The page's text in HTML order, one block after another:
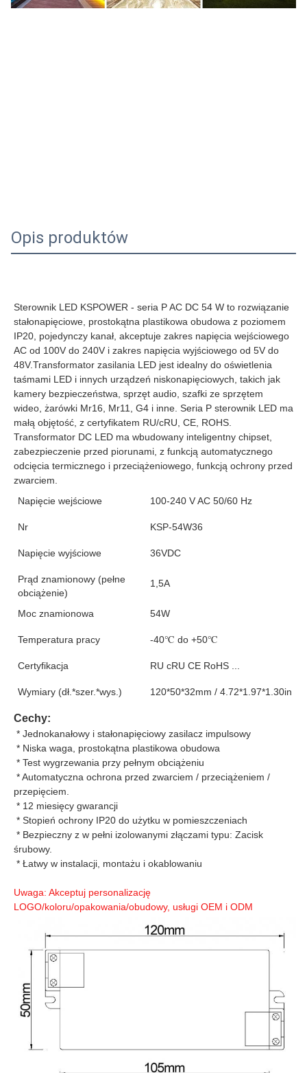
Opis produktów
Sterownik LED KSPOWER - seria P AC DC 54 W to rozwiązanie
stałonapięciowe, prostokątna plastikowa obudowa z poziomem
IP20, pojedynczy kanał, akceptuje zakres napięcia wejściowego
AC od 100V do 240V i zakres napięcia wyjściowego od 5V do
48V.Transformator zasilania LED jest idealny do oświetlenia
taśmami LED i innych urządzeń niskonapięciowych, takich jak
kamery bezpieczeństwa, sprzęt audio, szafki ze sprzętem
wideo, żarówki Mr16, Mr11, G4 i inne. Seria P sterownik LED ma
Transformator DC LED ma wbudowany inteligentny chipset,
zabezpieczenie przed piorunami, z funkcją automatycznego
odcięcia termicznego i przeciążeniowego, funkcją ochrony przed
zwarciem.
Napięcie wejściowe
100-240 V AC 50/60 Hz
Nr KSP-54W36
Napięcie wyjściowe 36VDC
Prąd znamionowy (pełne
obciążenie)
1,5A
Moc znamionowa 54W
Temperatura pracy -40℃ do +50℃
Certyfikacja RU cRU CE RoHS ...
Wymiary (dł.*szer.*wys.) 120*50*32mm / 4.72*1.97*1.30in
Cechy:
* Jednokanałowy i stałonapięciowy zasilacz impulsowy
* Niska waga, prostokątna plastikowa obudowa
* Test wygrzewania przy pełnym obciążeniu
przepięciem.
* 12 miesięcy gwarancji
* Stopień ochrony IP20 do użytku w pomieszczeniach
śrubowy.
* Łatwy w instalacji, montażu i okablowaniu
Uwaga: Akceptuj personalizację
LOGO/koloru/opakowania/obudowy, usługi OEM i ODM